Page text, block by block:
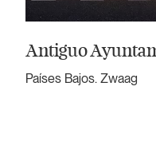
Antiguo
Países Bajos. Zwaag